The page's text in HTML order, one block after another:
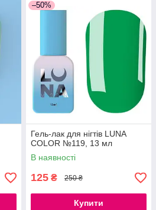
–50%
Гель-лак для нігтів LUNA
COLOR №119, 13 мл
В наявності
125 ₴ 250 ₴
Купити